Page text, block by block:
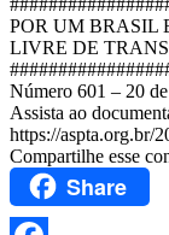
POR UM BRASIL
LIVRE DE
Número 601 – 20
Assista ao
https://aspta.org.br/
Compartilhe esse
Share